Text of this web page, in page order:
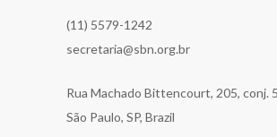
(11) 5579-1242
secretaria@sbn.org.br
Rua Machado Bittencourt, 205, conj.
São Paulo, SP, Brazil